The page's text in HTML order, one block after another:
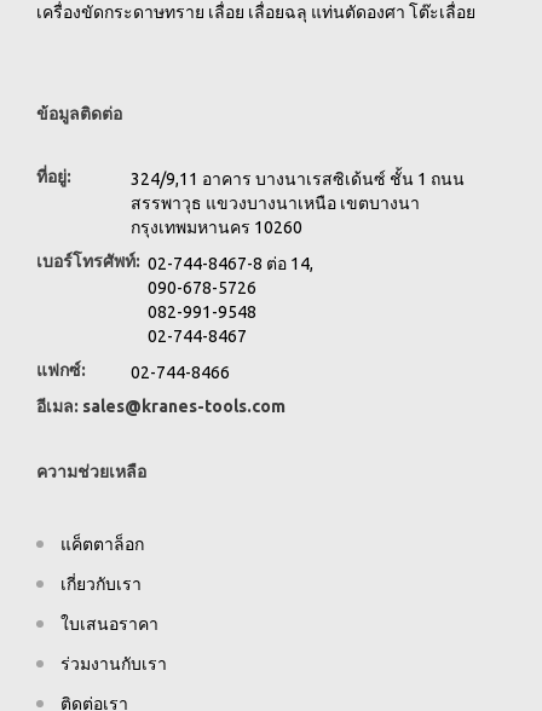
เครื่องขัดกระดาษทราย เลื่อย เลื่อยฉลุ แท่นตัดองศา โต๊ะเลื่อย
ข้อมูลติดต่อ
ที่อยู่:
324/9,11 อาคาร บางนาเรสซิเด้นซ์ ชั้น 1 ถนน
สรรพาวุธ แขวงบางนาเหนือ เขตบางนา
กรุงเทพมหานคร 10260
เบอร์โทรศัพท์: 02-744-8467-8 ต่อ 14,
090-678-5726
082-991-9548
02-744-8467
แฟกซ์:
02-744-8466
อีเมล: sales@kranes-tools.com
ความช่วยเหลือ
แค็ตตาล็อก
เกี่ยวกับเรา
ใบเสนอราคา
ร่วมงานกับเรา
ติดต่อเรา